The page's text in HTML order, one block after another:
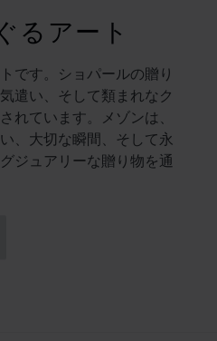
るアート
です。ショパールの贈り
遣い、そして類まれなク
れています。メゾンは、
、大切な瞬間、そして永
ジュアリーな贈り物を通